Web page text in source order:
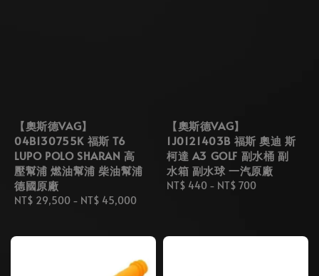
【奧斯德VAG】
04B130755K 福斯 T6
LUPO POLO SHARAN 高
壓幫浦 燃油幫浦 柴油幫浦
德國原廠
Regular
NT$ 29,500 - NT$ 45,000
【奧斯德VAG】
1J0121403B 福斯 奧迪 斯
柯達 A3 GOLF 副水桶 副
水箱 副水球 一汽原廠
Regular
NT$ 440 - NT$ 700